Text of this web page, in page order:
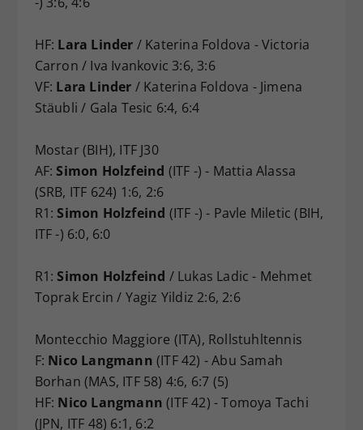
HF: Lara Linder / Katerina Foldova - Victoria
Carron / Iva Ivankovic 3:6, 3:6
VF: Lara Linder / Katerina Foldova - Jimena
Stäubli / Gala Tesic 6:4, 6:4
Mostar (BIH), ITF J30
AF:Simon Holzfeind (ITF -) - Mattia Alassa
(SRB, ITF 624) 1:6, 2:6
R1:Simon Holzfeind (ITF -) - Pavle Miletic (BIH,
ITF -) 6:0, 6:0
R1:Simon Holzfeind / Lukas Ladic - Mehmet
Toprak Ercin / Yagiz Yildiz 2:6, 2:6
Montecchio Maggiore (ITA), Rollstuhltennis
F: Nico Langmann (ITF 42) - Abu Samah
Borhan (MAS, ITF 58) 4:6, 6:7 (5)
HF: Nico Langmann (ITF 42) - Tomoya Tachi
(JPN, ITF 48) 6:1, 6:2